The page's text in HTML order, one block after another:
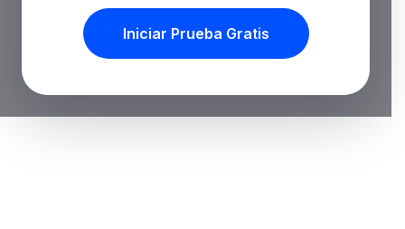
Iniciar Prueba Gratis